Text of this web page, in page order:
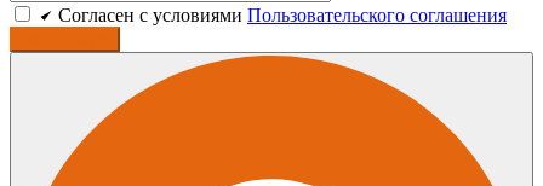
Cогласен c условиями Пользовательского соглашения